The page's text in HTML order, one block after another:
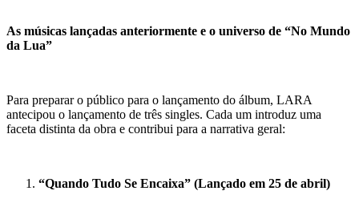
As músicas lançadas anteriormente e o universo de “No Mundo
da Lua”
Para preparar o público para o lançamento do álbum, LARA
antecipou o lançamento de três singles. Cada um introduz uma
faceta distinta da obra e contribui para a narrativa geral:
“Quando Tudo Se Encaixa” (Lançado em 25 de abril)